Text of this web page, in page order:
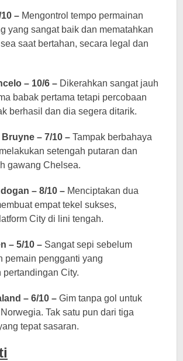
– Mengontrol tempo permainan
yang sangat baik dan mematahkan
saat bertahan, secara legal dan
– 10/6 – Dikerahkan sangat jauh
babak pertama tetapi percobaan
berhasil dan dia segera ditarik.
– 7/10 – Tampak berbahaya
setengah putaran dan
gawang Chelsea.
– 8/10 – Menciptakan dua
empat tekel sukses,
City di lini tengah.
– 5/10 – Sangat sepi sebelum
pemain pengganti yang
pertandingan City.
– 6/10 – Gim tanpa gol untuk
Tak satu pun dari tiga
tepat sasaran.